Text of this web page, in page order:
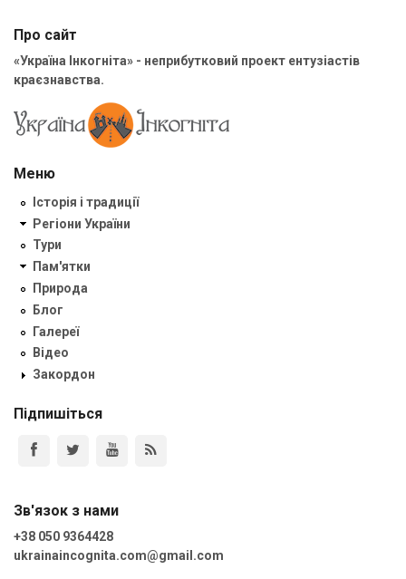
Про сайт
«Україна Інкогніта» - неприбутковий проект ентузіастів
краєзнавства.
Меню
Історія і традиції
Регіони України
Тури
Пам'ятки
Природа
Блог
Галереї
Відео
Закордон
Підпишіться
Зв'язок з нами
+38 050 9364428
ukrainaincognita.com@gmail.com